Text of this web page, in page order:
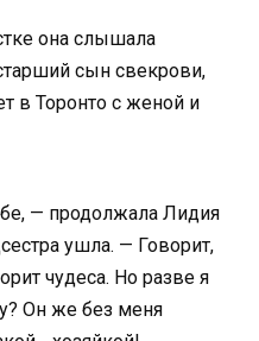
она слышала
сын свекрови,
в Торонто с женой и
— продолжала Лидия
ушла. — Говорит,
чудеса. Но разве я
Он же без меня